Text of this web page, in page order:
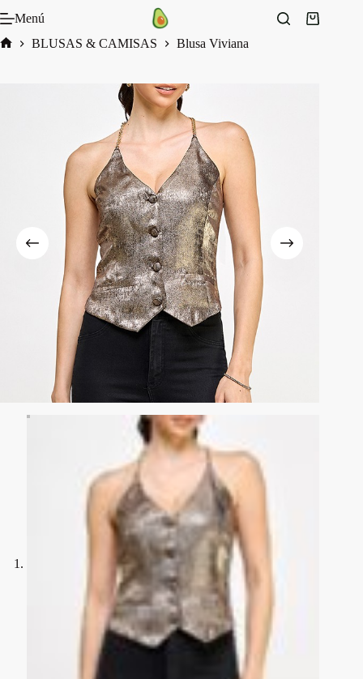
al
contenido
Menú
Carro
BLUSAS & CAMISAS Blusa Viviana